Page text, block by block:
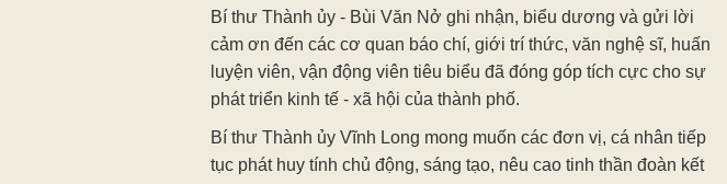
Bí thư Thành ủy - Bùi Văn Nở ghi nhận, biểu dương và gửi lời
cảm ơn đến các cơ quan báo chí, giới trí thức, văn nghệ sĩ, huấn
luyện viên, vận động viên tiêu biểu đã đóng góp tích cực cho sự
phát triển kinh tế - xã hội của thành phố.
Bí thư Thành ủy Vĩnh Long mong muốn các đơn vị, cá nhân tiếp
tục phát huy tính chủ động, sáng tạo, nêu cao tinh thần đoàn kết